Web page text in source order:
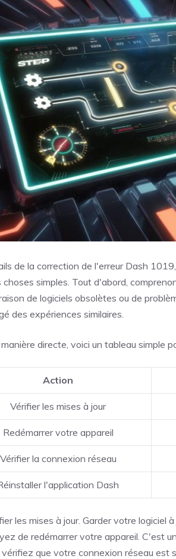
de la correction de l'erreur Dash
simples. Tout d'abord,
de logiciels obsolètes ou de
des expériences similaires.
directe, voici un tableau simple
Action
Vérifier les mises à jour
Redémarrer votre appareil
Vérifier la connexion réseau
l'application Dash
les mises à jour. Garder votre logiciel
de redémarrer votre appareil. C'est
que votre connexion réseau est